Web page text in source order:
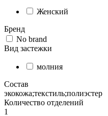
Женский
Бренд
No brand
Вид застежки
молния
Состав
экокожа;текстиль;полиэстер
Количество отделений
1